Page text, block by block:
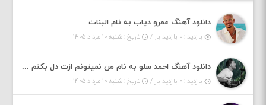
دانلود آهنگ عمرو دیاب به نام البنات
بازدید : ۰ بازدید بار / تاریخ : شنبه ۱۰ مرداد ۱۴۰۵
دانلود آهنگ احمد سلو به نام من نمیتونم ازت دل بکنم خود قلبمی دردت به تنم
بازدید : ۰ بازدید بار / تاریخ : شنبه ۱۰ مرداد ۱۴۰۵